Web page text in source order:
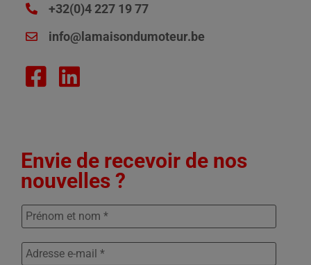
+32(0)4 227 19 77
info@lamaisondumoteur.be
Envie de recevoir de nos
nouvelles ?